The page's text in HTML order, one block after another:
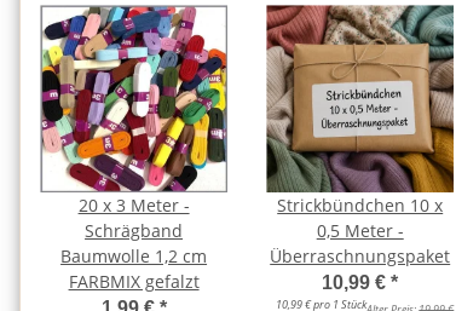
20 x 3 Meter -
Schrägband
Baumwolle 1,2 cm
FARBMIX gefalzt
Strickbündchen 10 x
0,5 Meter -
Überraschnungspaket
10,99 €*
10,99 € pro 1 Stück